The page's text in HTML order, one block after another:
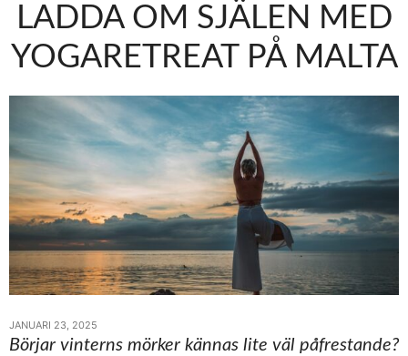
LADDA OM SJÄLEN MED
YOGARETREAT PÅ MALTA
JANUARI 23, 2025
Börjar vinterns mörker kännas lite väl påfrestande?